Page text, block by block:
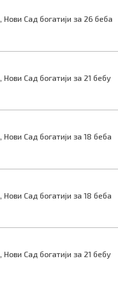
Нови Сад богатији за 26 беба
Нови Сад богатији за 21 бебу
Нови Сад богатији за 18 беба
Нови Сад богатији за 18 беба
Нови Сад богатији за 21 бебу